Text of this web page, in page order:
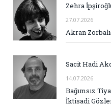
Zehra
27.07.2026
Akran
Sacit Hadi
14.07.2026
Bağımsız
İktisadi